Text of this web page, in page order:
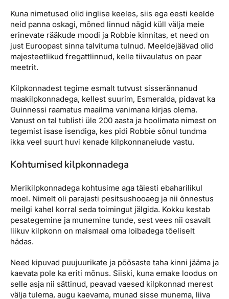
Kuna nimetused olid inglise keeles, siis ega eesti keelde
neid panna oskagi, mõned linnud nägid küll välja meie
erinevate rääkude moodi ja Robbie kinnitas, et need on
just Euroopast sinna talvituma tulnud. Meeldejäävad olid
majesteetlikud fregattlinnud, kelle tiivaulatus on paar
meetrit.
Kilpkonnadest tegime esmalt tutvust sisserännanud
maakilpkonnadega, kellest suurim, Esmeralda, pidavat ka
Guinnessi raamatus maailma vanimana kirjas olema.
Vanust on tal tublisti üle 200 aasta ja hoolimata nimest on
tegemist isase isendiga, kes pidi Robbie sõnul tundma
ikka veel suurt huvi kenade kilpkonnaneiude vastu.
Kohtumised kilpkonnadega
Merikilpkonnadega kohtusime aga täiesti ebaharilikul
moel. Nimelt oli parajasti pesitsushooaeg ja nii õnnestus
meilgi kahel korral seda toimingut jälgida. Kokku kestab
pesategemine ja munemine tunde, sest vees nii osavalt
liikuv kilpkonn on maismaal oma loibadega tõeliselt
hädas.
Need kipuvad puujuurikate ja põõsaste taha kinni jääma ja
kaevata pole ka eriti mõnus. Siiski, kuna emake loodus on
selle asja nii sättinud, peavad vaesed kilpkonnad merest
välja tulema, augu kaevama, munad sisse munema, liiva